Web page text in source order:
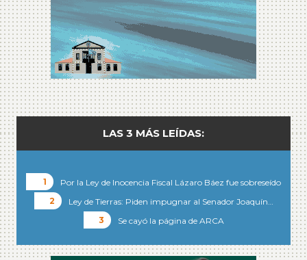
LAS 3 MÁS LEÍDAS:
Por la Ley de Inocencia Fiscal Lázaro Báez fue sobreseído
Ley de Tierras: Piden impugnar al Senador Joaquín…
Se cayó la página de ARCA